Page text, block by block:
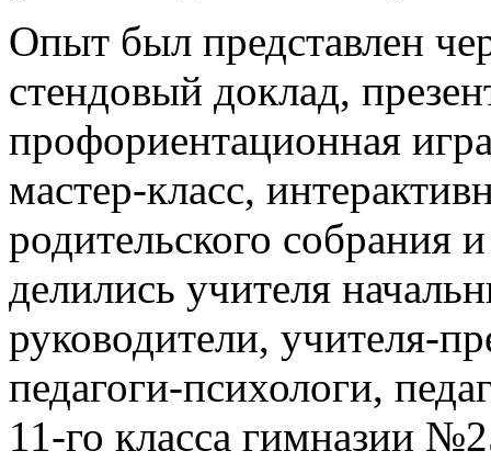
Опыт был представлен
стендовый доклад,
профориентационная
мастер-класс,
родительского собрания
делились учителя
руководители, учителя-
педагоги-психологи,
11-го класса гимназии